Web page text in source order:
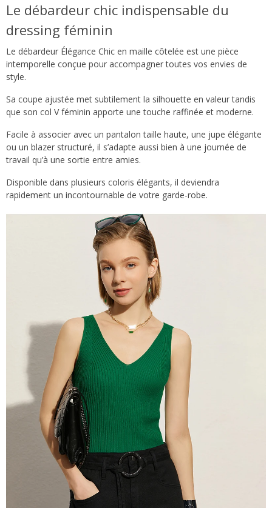
Le débardeur chic indispensable du
dressing féminin
Le débardeur Élégance Chic en maille côtelée est une pièce
intemporelle conçue pour accompagner toutes vos envies de
style.
Sa coupe ajustée met subtilement la silhouette en valeur tandis
que son col V féminin apporte une touche raffinée et moderne.
Facile à associer avec un pantalon taille haute, une jupe élégante
ou un blazer structuré, il s’adapte aussi bien à une journée de
travail qu’à une sortie entre amies.
Disponible dans plusieurs coloris élégants, il deviendra
rapidement un incontournable de votre garde-robe.